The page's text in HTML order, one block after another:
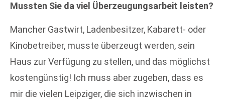
Mussten Sie da viel Überzeugungsarbeit leisten?
Mancher Gastwirt, Ladenbesitzer, Kabarett- oder
Kinobetreiber, musste überzeugt werden, sein
Haus zur Verfügung zu stellen, und das möglichst
kostengünstig! Ich muss aber zugeben, dass es
mir die vielen Leipziger, die sich inzwischen in